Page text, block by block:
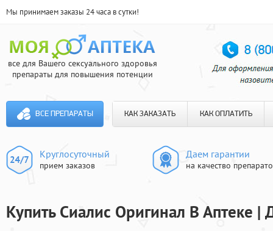
Мы принимаем заказы 24 часа в сутки!
все для Вашего сексуального здоровья
препараты для повышения потенции
ВСЕ ПРЕПАРАТЫ КАК ЗАКАЗАТЬ КАК ОПЛАТИТЬ
Круглосуточный
прием заказов
Даем гарантии
на качество
Купить Сиалис Оригинал В Аптеке |